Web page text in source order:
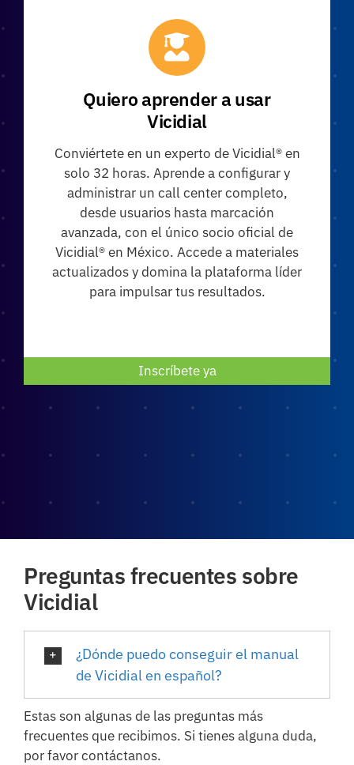
Quiero aprender a usar
Vicidial
Conviértete en un experto de Vicidial® en
solo 32 horas. Aprende a configurar y
administrar un call center completo,
desde usuarios hasta marcación
avanzada, con el único socio oficial de
Vicidial® en México. Accede a materiales
actualizados y domina la plataforma líder
para impulsar tus resultados.
Inscríbete ya
Preguntas frecuentes sobre
Vicidial
¿Dónde puedo conseguir el manual
de Vicidial en español?
Estas son algunas de las preguntas más
frecuentes que recibimos. Si tienes alguna duda,
por favor contáctanos.